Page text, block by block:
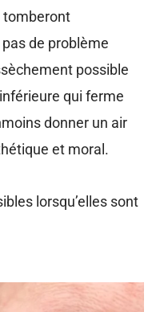
tomberont
de problème
possible
qui ferme
donner un air
et moral.
lorsqu’elles sont